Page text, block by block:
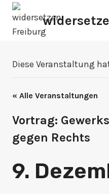
Zum
Inhalt
springen
Diese Veranstaltung
« Alle Veranstaltungen
Vortrag:
gegen Rechts
9.